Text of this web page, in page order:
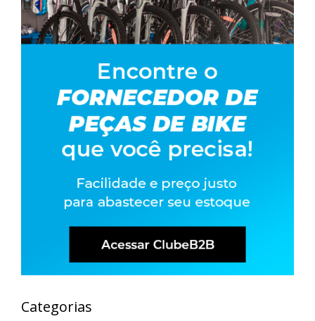
Categorias